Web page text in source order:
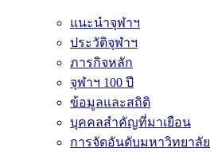
แนะนำจุฬาฯ
ประวัติจุฬาฯ
ภารกิจหลัก
จุฬาฯ 100 ปี
ข้อมูลและสถิติ
บุคคลสำคัญที่มาเยือน
การจัดอันดับมหาวิทยาลัย